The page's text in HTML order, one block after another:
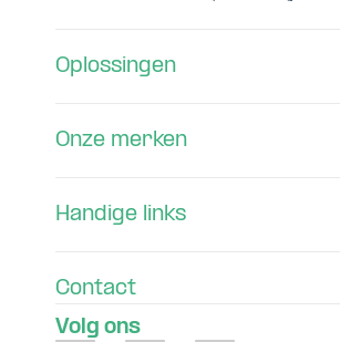
Oplossingen
Onze merken
Handige links
Contact
Volg ons